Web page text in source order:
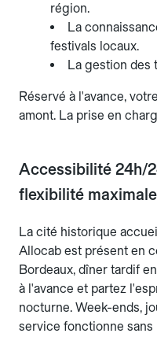
région.
La
festivals locaux.
La gestion des
Réservé à l'avance,
amont. La prise en
Accessibilité 24h/
flexibilité maximale
La cité historique
Allocab est présent en
Bordeaux, dîner tardif
à l'avance et partez
nocturne. Week-ends,
service fonctionne